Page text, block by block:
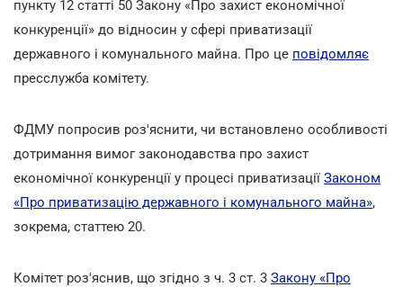
пункту 12 статті 50 Закону «Про захист економічної
конкуренції» до відносин у сфері приватизації
державного і комунального майна. Про це повідомляє
пресслужба комітету.
ФДМУ попросив роз'яснити, чи встановлено особливості
дотримання вимог законодавства про захист
економічної конкуренції у процесі приватизації Законом
«Про приватизацію державного і комунального майна»,
зокрема, статтею 20.
Комітет роз'яснив, що згідно з ч. 3 ст. 3 Закону «Про